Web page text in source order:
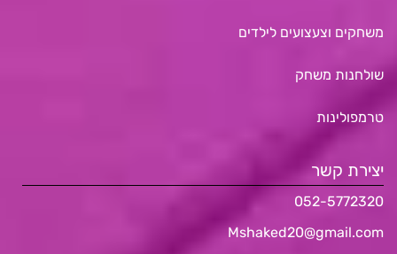
משחקים וצעצועים לילדים
שולחנות משחק
טרמפולינות
יצירת קשר
052-5772320
Mshaked20@gmail.com